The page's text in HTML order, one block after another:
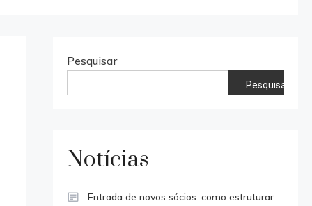
Pesquisar
Pesquisar
Notícias
Entrada de novos sócios: como estruturar